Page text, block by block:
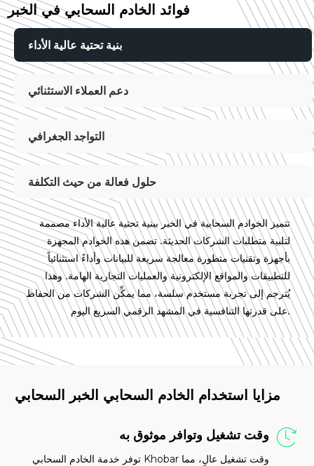
فوائد الخادم السحابي في الخبر
بنية تحتية عالية الأداء
دعم العملاء الاستثنائي
التواجد الجغرافي
حلول فعالة من حيث التكلفة
تتميز الخوادم السحابية في الخبر ببنية تحتية عالية الأداء مصممة
لتلبية متطلبات الشركات الحديثة. تضمن هذه الخوادم المجهزة
بأجهزة وتقنيات متطورة معالجة سريعة للبيانات وأداءً استثنائياً
للتطبيقات والمواقع الإلكترونية والعمليات التجارية الهامة. وهذا
يُترجم إلى تجربة مستخدم سلسة، مما يمكِّن الشركات من الحفاظ
على قدرتها التنافسية في المشهد الرقمي السريع اليوم.
مزايا استخدام الخادم السحابي الخبر السحابي
وقت تشغيل وتوافر موثوق به
توفر خدمة الخادم السحابي Khobar وقت تشغيل عالٍ، مما